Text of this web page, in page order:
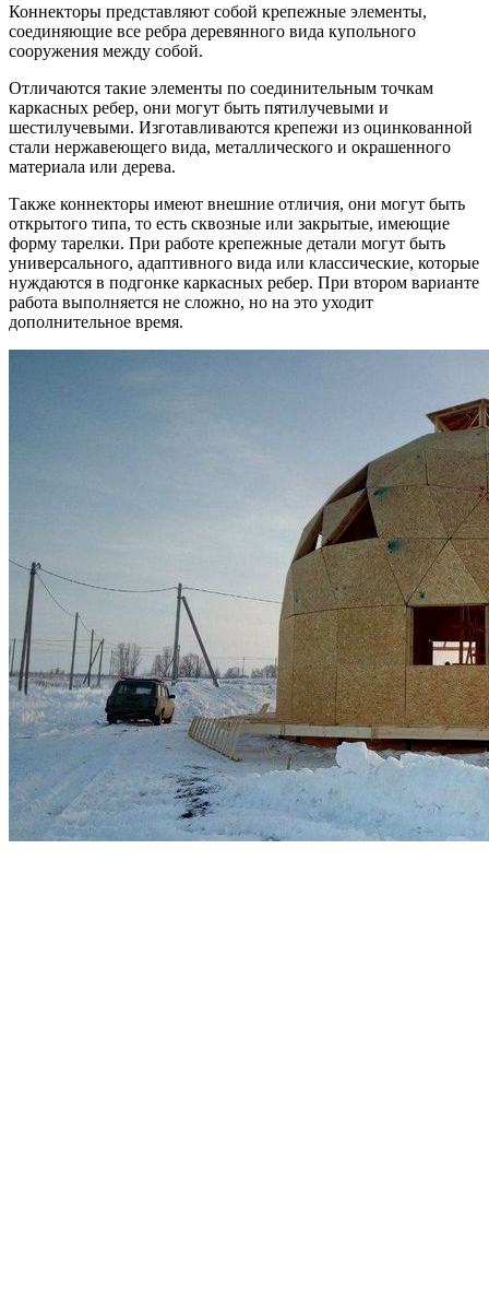
Коннекторы представляют собой крепежные элементы,
соединяющие все ребра деревянного вида купольного
сооружения между собой.
Отличаются такие элементы по соединительным точкам
каркасных ребер, они могут быть пятилучевыми и
шестилучевыми. Изготавливаются крепежи из оцинкованной
стали нержавеющего вида, металлического и окрашенного
материала или дерева.
Также коннекторы имеют внешние отличия, они могут быть
открытого типа, то есть сквозные или закрытые, имеющие
форму тарелки. При работе крепежные детали могут быть
универсального, адаптивного вида или классические, которые
нуждаются в подгонке каркасных ребер. При втором варианте
работа выполняется не сложно, но на это уходит
дополнительное время.